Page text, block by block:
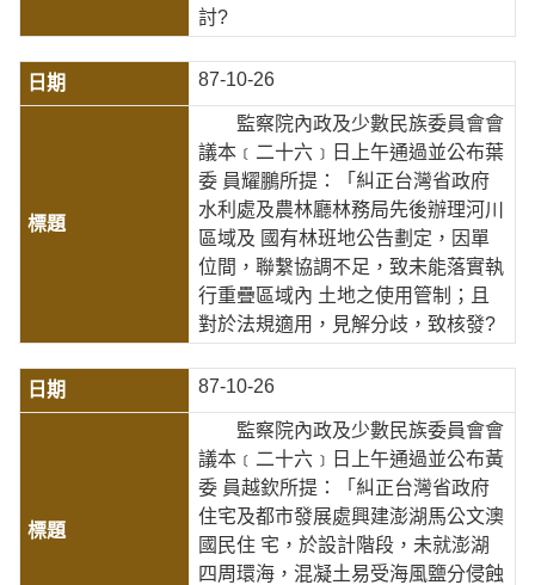
討?
87-10-26
監察院內政及少數民族委員會會
議本﹝二十六﹞日上午通過並公布葉
委 員耀鵬所提：「糾正台灣省政府
水利處及農林廳林務局先後辦理河川
區域及 國有林班地公告劃定，因單
位間，聯繫協調不足，致未能落實執
行重疊區域內 土地之使用管制；且
對於法規適用，見解分歧，致核發?
87-10-26
監察院內政及少數民族委員會會
議本﹝二十六﹞日上午通過並公布黃
委 員越欽所提：「糾正台灣省政府
住宅及都市發展處興建澎湖馬公文澳
國民住 宅，於設計階段，未就澎湖
四周環海，混凝土易受海風鹽分侵蝕